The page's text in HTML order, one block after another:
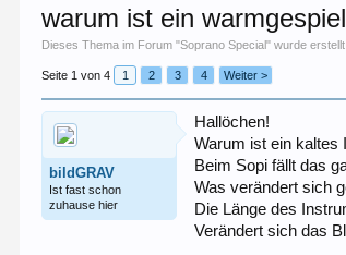
warum ist ein
Dieses Thema im Forum "Soprano Special" wurde
Seite 1 von 4 1 2 3 4 Weiter >
bildGRAV
Ist fast schon
zuhause hier
Hallöchen!
Warum ist ein kaltes
Beim Sopi fällt das
Was verändert sich
Die Länge des
Verändert sich das